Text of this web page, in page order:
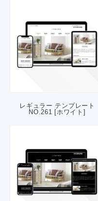
レギュラー テンプレート
NO.261 [ホワイト]